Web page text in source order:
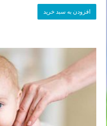
افزودن به سبد خرید